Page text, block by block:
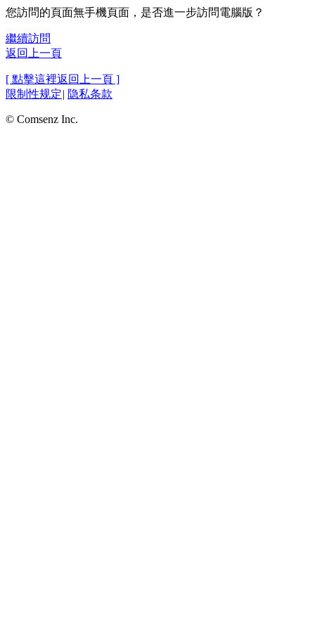
您訪問的頁面無手機頁面，是否進一步訪問電腦版？
繼續訪問
返回上一頁
[ 點擊這裡返回上一頁 ]
限制性规定| 隐私条款
© Comsenz Inc.